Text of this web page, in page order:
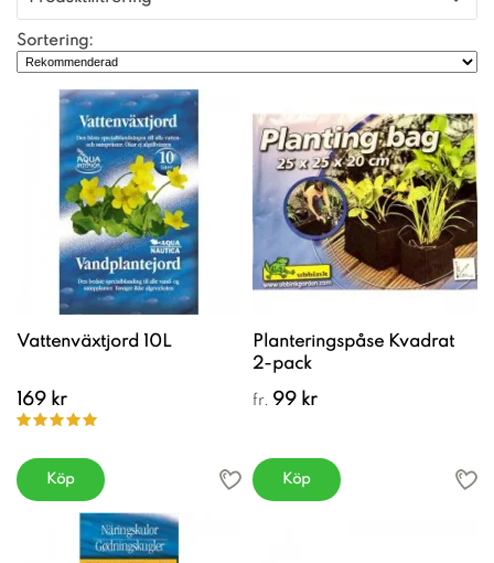
Sortering:
Vattenväxtjord 10L
169 kr
Köp
Planteringspåse Kvadrat
2-pack
fr. 99 kr
Köp